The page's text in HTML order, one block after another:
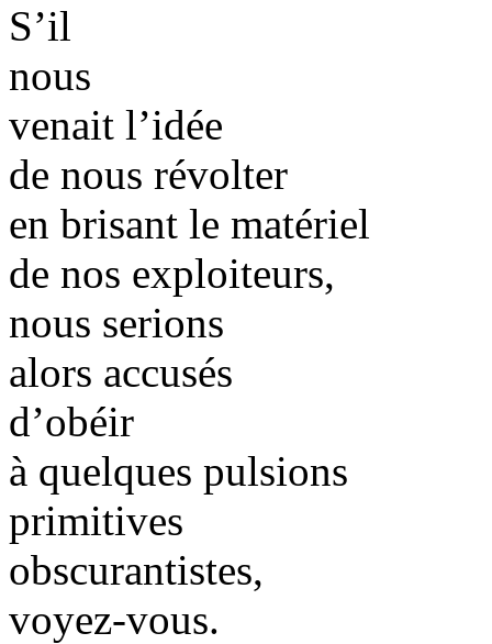
S’il
nous
venait l’idée
de nous révolter
en brisant le matériel
de nos exploiteurs,
nous serions
alors accusés
d’obéir
à quelques pulsions
primitives
obscurantistes,
voyez-vous.